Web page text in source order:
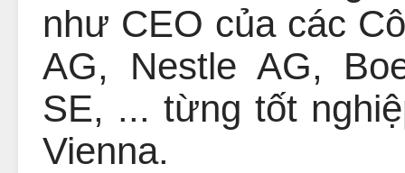
như CEO của các
AG, Nestle AG,
SE, ... từng tốt
Vienna.